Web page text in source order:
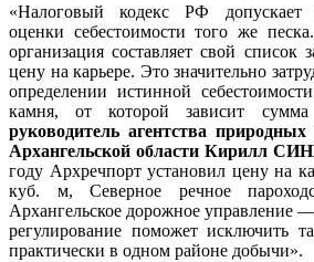
«Налоговый кодекс РФ допускает
оценки себестоимости того же
организация составляет свой список
цену на карьере. Это значительно
определении истинной
камня, от которой зависит
руководитель агентства
Архангельской области Кирилл
году Архречпорт установил цену на
куб. м, Северное речное
Архангельское дорожное управление
регулирование поможет исключить
практически в одном районе добычи».